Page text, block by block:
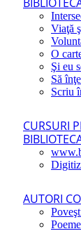
Viaţă
O
Şi eu
Să
Scriu
CURSURI
AUTORI